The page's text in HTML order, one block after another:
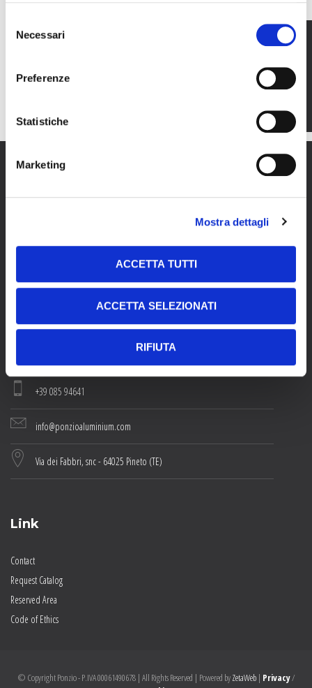
delNecessari
Preferenze
Statistiche
Marketing
Mostra dettagli
ACCETTA TUTTI
ACCETTA SELEZIONATI
RIFIUTA
http://escomsystems.com/
+39 085 94641
info@ponzioaluminium.com
Via dei Fabbri, snc - 64025 Pineto (TE)
Link
Contact
Request Catalog
Reserved Area
Code of Ethics
© Copyright Ponzio - P.IVA 00061490678 | All Rights Reserved | Powered byZetaWeb| Privacy/